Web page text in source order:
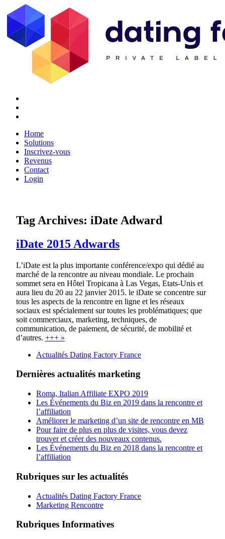
Home
Solutions
Inscrivez-vous
Revenus
Contact
Login
Tag Archives: iDate Adward
iDate 2015 Adwards
L’iDate est la plus importante conférence/expo qui dédié au
marché de la rencontre au niveau mondiale. Le prochain
sommet sera en Hôtel Tropicana à Las Vegas, Etats-Unis et
aura lieu du 20 au 22 janvier 2015. le iDate se concentre sur
tous les aspects de la rencontre en ligne et les réseaux
sociaux est spécialement sur toutes les problématiques; que
soit commerciaux, marketing, techniques, de
communication, de paiement, de sécurité, de mobilité et
d’autres. +++ »
Actualités Dating Factory France
Dernières actualités marketing
Roma, Italian Affiliate EXPO 2019
Les Événements du Biz en 2019 dans la rencontre et
l’affiliation
Améliorer le marketing d’un site de rencontre en MB
Pour faire de plus en plus de visites, vous devez
trouver et créer des nouveaux contenus.
Les Événements du Biz en 2018 dans la rencontre et
l’affiliation
Rubriques sur les actualités
Actualités Dating Factory France
Marketing Rencontre
Rubriques Informatives